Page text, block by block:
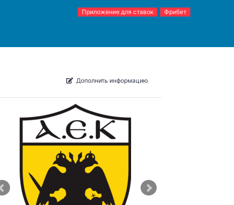
Приложение для ставок Фрибет
Дополнить информацию